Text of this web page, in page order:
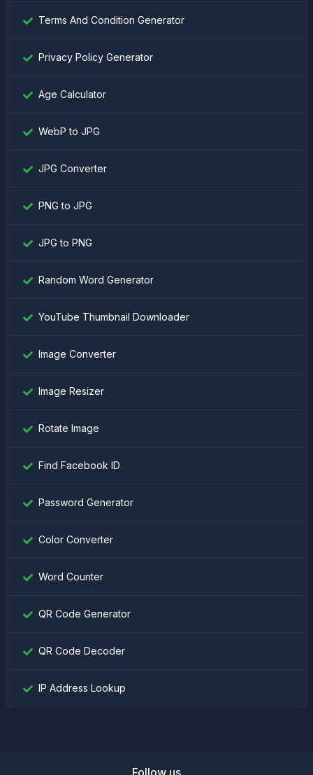
Terms And Condition Generator
Privacy Policy Generator
Age Calculator
WebP to JPG
JPG Converter
PNG to JPG
JPG to PNG
Random Word Generator
YouTube Thumbnail Downloader
Image Converter
Image Resizer
Rotate Image
Find Facebook ID
Password Generator
Color Converter
Word Counter
QR Code Generator
QR Code Decoder
IP Address Lookup
Follow us